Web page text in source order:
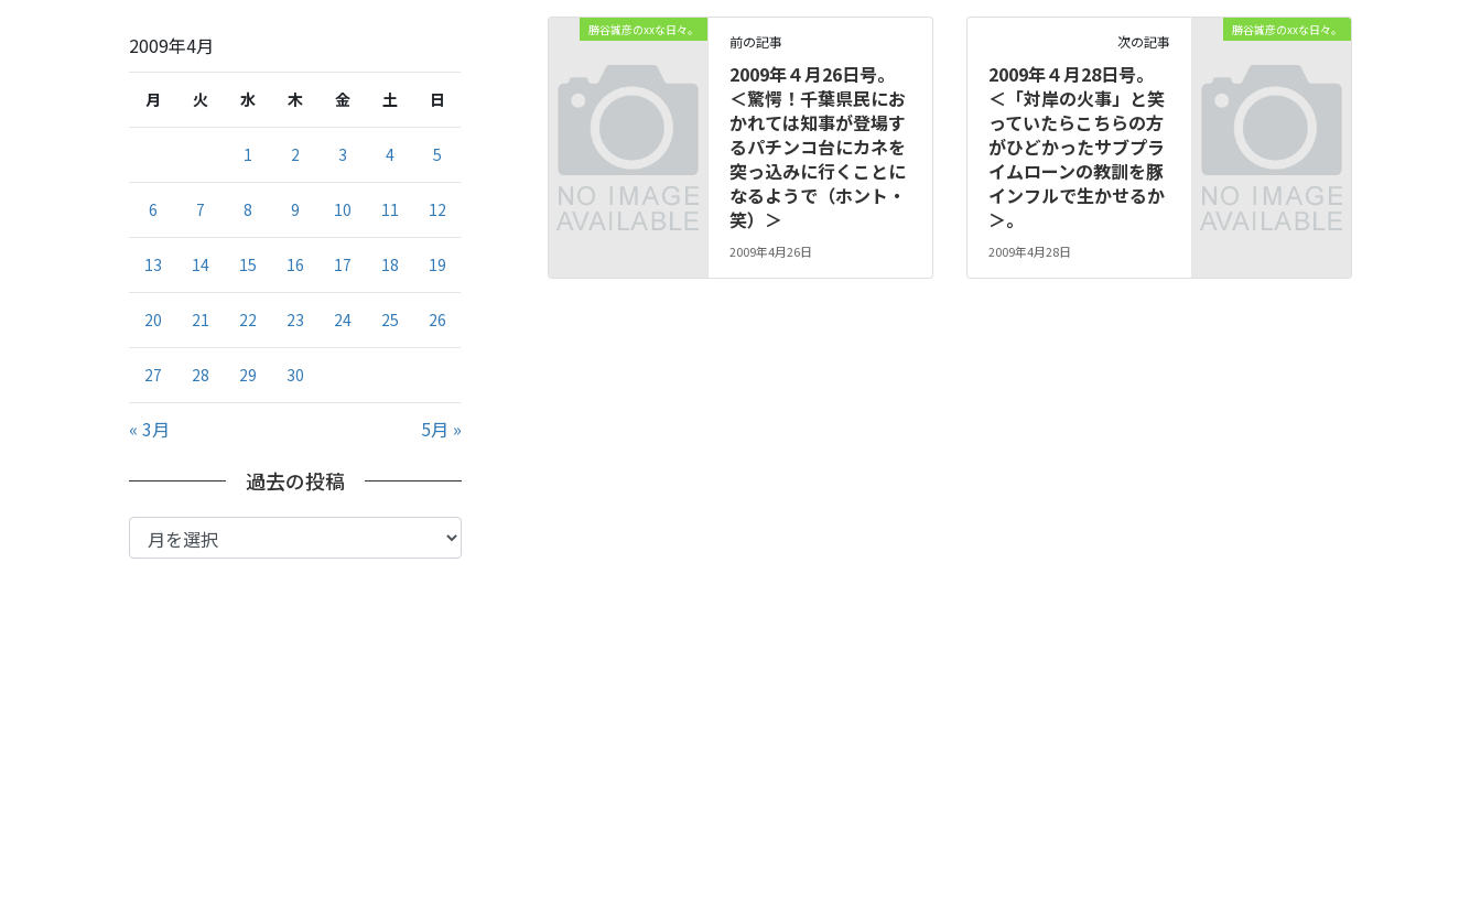
勝谷誠彦のxxな日々。
前の記事
2009年４月26日号。
＜驚愕！千葉県民にお
かれては知事が登場す
るパチンコ台にカネを
突っ込みに行くことに
なるようで（ホント・
笑）＞
2009年4月26日
勝谷誠彦のxxな日々。
次の記事
2009年４月28日号。
＜「対岸の火事」と笑
っていたらこちらの方
がひどかったサブプラ
イムローンの教訓を豚
インフルで生かせるか
＞。
2009年4月28日
2009年4月
月 火 水 木 金 土 日
1 2 3 4 5
6 7 8 9 10 11 12
13 14 15 16 17 18 19
20 21 22 23 24 25 26
27 28 29 30
« 3月 5月 »
過去の投稿
過
去